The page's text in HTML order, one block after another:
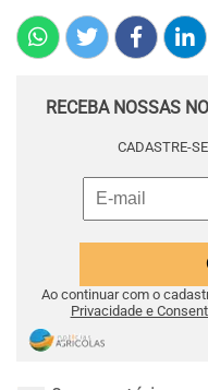
RECEBA NOSSAS
CADASTRE-
Ao continuar com o
Privacidade e